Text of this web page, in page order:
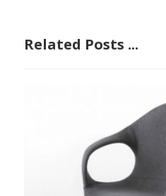
Related Posts ...